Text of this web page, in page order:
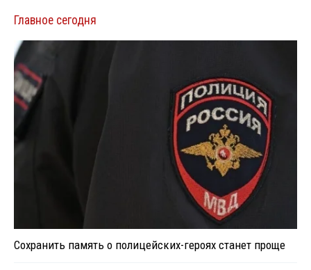
Главное сегодня
Сохранить память о полицейских-героях станет проще